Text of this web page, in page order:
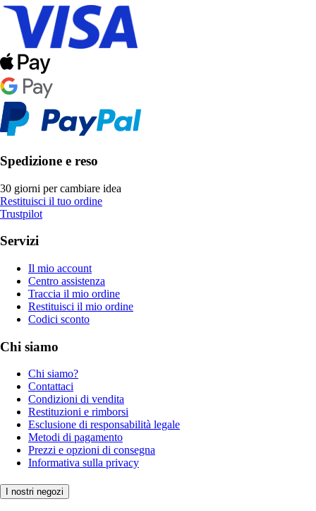
Spedizione e reso
30 giorni per cambiare idea
Restituisci il tuo ordine
Trustpilot
Servizi
Il mio account
Centro assistenza
Traccia il mio ordine
Restituisci il mio ordine
Codici sconto
Chi siamo
Chi siamo?
Contattaci
Condizioni di vendita
Restituzioni e rimborsi
Esclusione di responsabilità legale
Metodi di pagamento
Prezzi e opzioni di consegna
Informativa sulla privacy
I nostri negozi